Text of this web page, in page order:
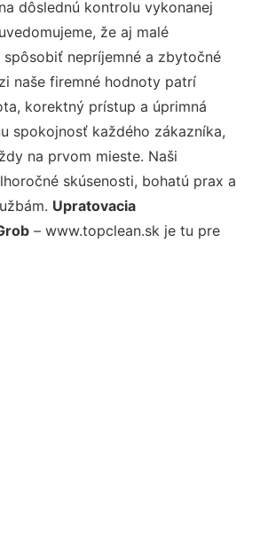
dôslednú kontrolu vykonanej
že aj malé
nepríjemné a zbytočné
naše firemné hodnoty patrí
korektný prístup a úprimná
spokojnosť každého zákazníka,
na prvom mieste. Naši
skúsenosti, bohatú prax a
Upratovacia
– www.topclean.sk je tu pre